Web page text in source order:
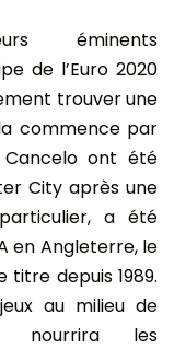
éminents
de l’Euro 2020
trouver une
commence par
ont été
City après une
a été
en Angleterre, le
depuis 1989.
au milieu de
nourrira les